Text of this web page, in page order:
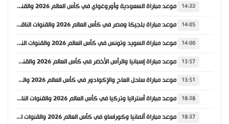
14:22 موعد مباراة السعودية وأوروغواي في كأس العالم 2026 والقنوات الناقلة
14:05 موعد مباراة بلجيكا ومصر في كأس العالم 2026 والقنوات الناقلة
14:00 موعد مباراة السويد وتونس في كأس العالم 2026 والقنوات الناقلة
13:57 موعد مباراة إسبانيا والرأس الأخضر في كأس العالم 2026 والقنوات الناقلة
13:51 موعد مباراة ساحل العاج والإكوادور في كأس العالم 2026 والقنوات الناقلة
18:28 موعد مباراة أستراليا وتركيا في كأس العالم 2026 والقنوات الناقلة
18:27 موعد مباراة ألمانيا وكوراساو في كأس العالم 2026 والقنوات الناقلة